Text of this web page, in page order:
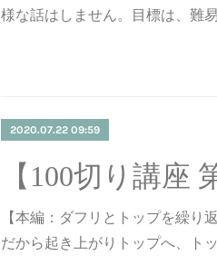
様な話はしません。目標は、難
2020.07.22 09:59
【本編：ダフリとトップを繰り
だから起き上がりトップへ、ト